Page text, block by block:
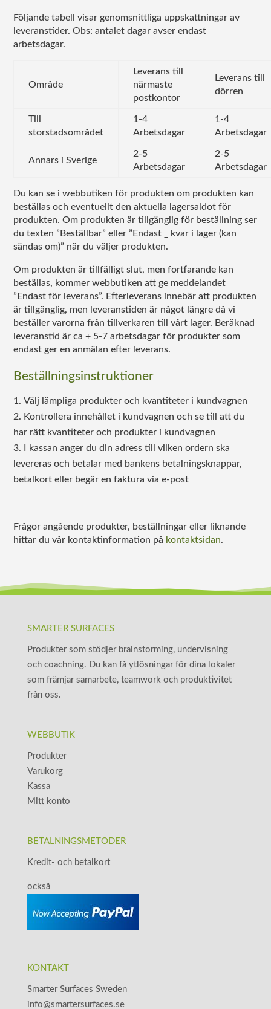
Följande tabell visar genomsnittliga uppskattningar av
leveranstider. Obs: antalet dagar avser endast
arbetsdagar.
Område
Leverans till
närmaste
postkontor
Leverans till
dörren
Till
storstadsområdet
1-4
Arbetsdagar
1-4
Arbetsdagar
Annars i Sverige
2-5
Arbetsdagar
2-5
Arbetsdagar
Du kan se i webbutiken för produkten om produkten kan
beställas och eventuellt den aktuella lagersaldot för
produkten. Om produkten är tillgänglig för beställning ser
du texten ”Beställbar” eller ”Endast _ kvar i lager (kan
sändas om)” när du väljer produkten.
Om produkten är tillfälligt slut, men fortfarande kan
beställas, kommer webbutiken att ge meddelandet
”Endast för leverans”. Efterleverans innebär att produkten
är tillgänglig, men leveranstiden är något längre då vi
beställer varorna från tillverkaren till vårt lager. Beräknad
leveranstid är ca + 5-7 arbetsdagar för produkter som
endast ger en anmälan efter leverans.
Beställningsinstruktioner
Välj lämpliga produkter och kvantiteter i kundvagnen
Kontrollera innehållet i kundvagnen och se till att du
har rätt kvantiteter och produkter i kundvagnen
I kassan anger du din adress till vilken ordern ska
levereras och betalar med bankens betalningsknappar,
betalkort eller begär en faktura via e-post
Frågor angående produkter, beställningar eller liknande
hittar du vår kontaktinformation på kontaktsidan.
SMARTER SURFACES
Produkter som stödjer brainstorming, undervisning
och coachning. Du kan få ytlösningar för dina lokaler
som främjar samarbete, teamwork och produktivitet
från oss.
WEBBUTIK
Produkter
Varukorg
Kassa
Mitt konto
BETALNINGSMETODER
Kredit- och betalkort
också
KONTAKT
Smarter Surfaces Sweden
info@smartersurfaces.se